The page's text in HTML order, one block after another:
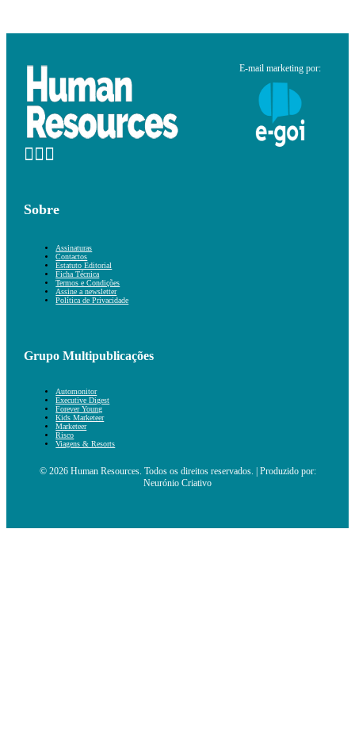
E-mail marketing por:
Sobre
Assinaturas
Contactos
Estatuto Editorial
Ficha Técnica
Termos e Condições
Assine a newsletter
Política de Privacidade
Grupo Multipublicações
Automonitor
Executive Digest
Forever Young
Kids Marketeer
Marketeer
Risco
Viagens & Resorts
© 2026 Human Resources. Todos os direitos reservados. | Produzido por:
Neurónio Criativo